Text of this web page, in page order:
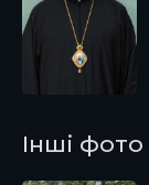
Інші фото